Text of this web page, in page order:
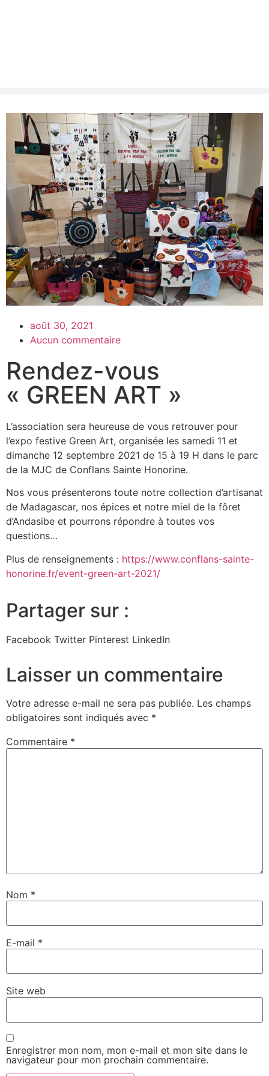
août 30, 2021
Aucun commentaire
Rendez-vous
« GREEN ART »
L’association sera heureuse de vous retrouver pour
l’expo festive Green Art, organisée les samedi 11 et
dimanche 12 septembre 2021 de 15 à 19 H dans le parc
de la MJC de Conflans Sainte Honorine.
Nos vous présenterons toute notre collection d’artisanat
de Madagascar, nos épices et notre miel de la fôret
d’Andasibe et pourrons répondre à toutes vos
questions…
Plus de renseignements : https://www.conflans-sainte-
honorine.fr/event-green-art-2021/
Partager sur :
Facebook Twitter Pinterest LinkedIn
Laisser un commentaire
Votre adresse e-mail ne sera pas publiée. Les champs
obligatoires sont indiqués avec *
Commentaire *
Nom *
E-mail *
Site web
Enregistrer mon nom, mon e-mail et mon site dans le
navigateur pour mon prochain commentaire.